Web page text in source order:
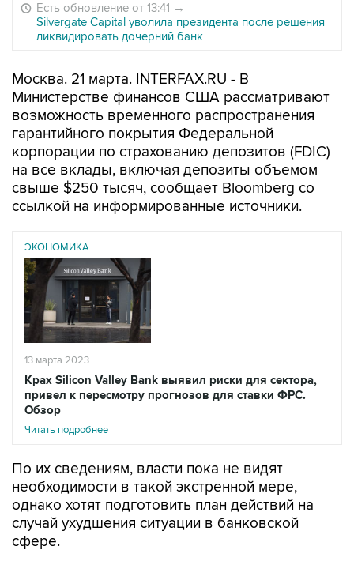
Есть обновление от 13:41 →
Silvergate Capital уволила президента после решения
ликвидировать дочерний банк
Москва. 21 марта. INTERFAX.RU - В
Министерстве финансов США рассматривают
возможность временного распространения
гарантийного покрытия Федеральной
корпорации по страхованию депозитов (FDIC)
на все вклады, включая депозиты объемом
свыше $250 тысяч, сообщает Bloomberg со
ссылкой на информированные источники.
ЭКОНОМИКА
13 марта 2023
Крах Silicon Valley Bank выявил риски для сектора,
привел к пересмотру прогнозов для ставки ФРС.
Обзор
Читать подробнее
По их сведениям, власти пока не видят
необходимости в такой экстренной мере,
однако хотят подготовить план действий на
случай ухудшения ситуации в банковской
сфере.